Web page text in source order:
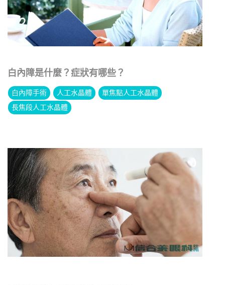
白內障是什麼？症狀有哪些？
白內障手術 人工水晶體
單焦點人工水晶體
長焦段人工水晶體